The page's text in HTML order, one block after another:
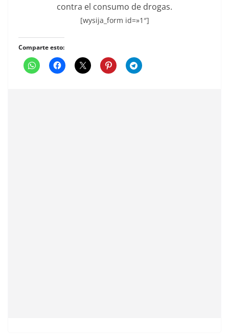
contra el consumo de drogas.
[wysija_form id=»1″]
Comparte esto: